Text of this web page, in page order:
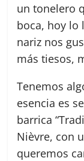
un tonelero
boca, hoy lo
nariz nos
más tiesos,
Tenemos
esencia es
barrica
Nièvre, con
queremos